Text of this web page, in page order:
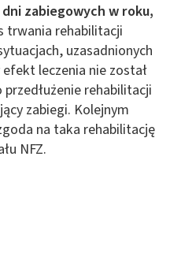
zabiegowych w roku,
trwania rehabilitacji
uzasadnionych
leczenia nie został
rehabilitacji
zabiegi. Kolejnym
na taka rehabilitację
NFZ.